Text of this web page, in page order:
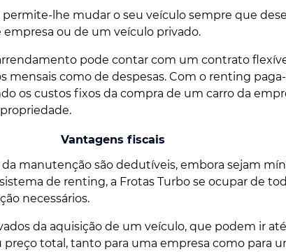
lhe mudar o seu veículo sempre que
ou de um veículo privado.
pode contar com um contrato
mensais como de despesas. Com o renting
os custos fixos da compra de um carro da
Vantagens fiscais
da manutenção são dedutíveis, embora sejam
de renting, a Frotas Turbo se ocupar de
necessários.
da aquisição de um veículo, que podem ir
total, tanto para uma empresa como para